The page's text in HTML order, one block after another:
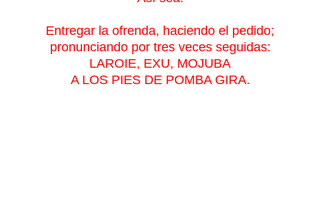
Entregar la ofrenda, haciendo el pedido;
pronunciando por tres veces seguidas:
LAROIE, EXU, MOJUBA
A LOS PIES DE POMBA GIRA.